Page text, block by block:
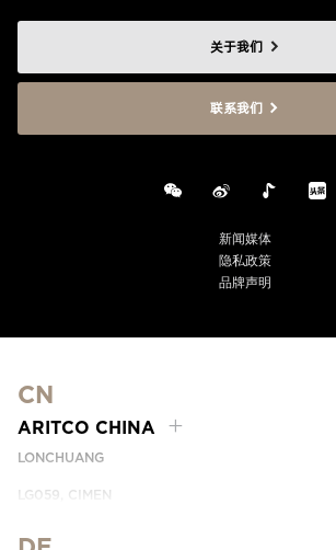
关于我们
联系我们
新闻媒体
隐私政策
品牌声明
CN
ARITCO CHINA
LONCHUANG
LG059, CIMEN
SHANGHAI, CHINA